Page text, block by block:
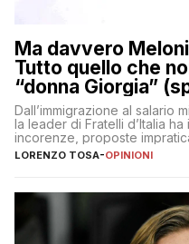
Ma davvero
Tutto quello che
“donna Giorgia”
Dall’immigrazione al salario
la leader di Fratelli d’Italia
incorenze, proposte
nessuno – a destra come a
LORENZO TOSA-OPINIONI